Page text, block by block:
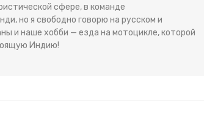
сфере, в команде
но я свободно говорю на русском и
и наше хобби — езда на мотоцикле, которой
Индию!